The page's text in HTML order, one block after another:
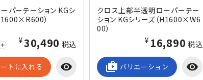
パーテーション KGシ
）
add ¥30,490 税込
トに入れる visibility
クロス上部半透明ローパーテー
ション KGシリーズ（H1600×W6
00）
¥16,890 税込
shop_2 バリエーション visibility